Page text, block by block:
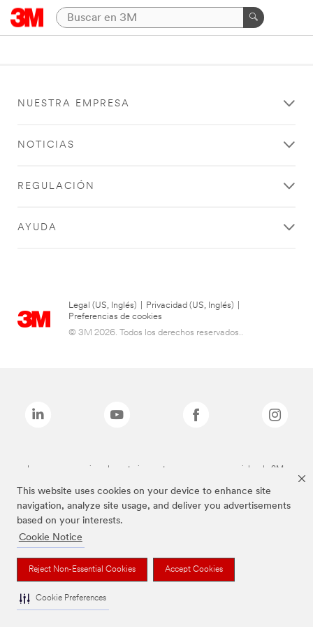
This website uses cookies on your device to enhance site
navigation, analyze site usage, and deliver you advertisements
based on your interests.
Cookie Notice
Reject Non-Essential Cookies Accept Cookies
Cookie Preferences
NUESTRA EMPRESA
NOTICIAS
REGULACIÓN
AYUDA
Legal (US, Inglés) Privacidad (US, Inglés)
Preferencias de cookies
© 3M 2026. Todos los derechos reservados..
Las marcas mencionadas anteriormente son marcas comerciales de 3M.